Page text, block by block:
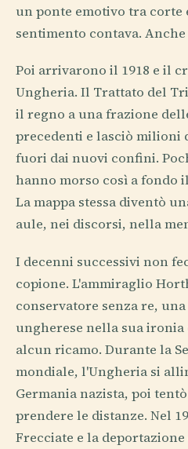
un ponte emotivo tra corte
sentimento contava.
Poi arrivarono il 1918 e il
Ungheria. Il Trattato del
il regno a una frazione
precedenti e lasciò milioni
fuori dai nuovi confini.
hanno morso così a fondo
La mappa stessa diventò
aule, nei discorsi, nella
I decenni successivi non
copione. L'ammiraglio
conservatore senza re,
ungherese nella sua
alcun ricamo. Durante la
mondiale, l'Ungheria si
Germania nazista, poi
prendere le distanze. Nel
Frecciate e la